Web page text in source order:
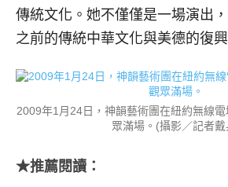
傳統文化。她不僅僅是一場演出
之前的傳統中華文化與美德的復
2009年1月24日，神韻藝術團在紐約無線
眾滿場。(攝影／記者戴
★推薦閱讀：